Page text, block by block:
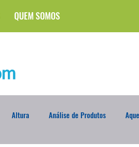
QUEM SOMOS
Altura Análise de Produtos